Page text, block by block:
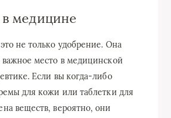
медицине
не только удобрение. Она
важное место в медицинской
Если вы когда-либо
для кожи или таблетки для
веществ, вероятно, они